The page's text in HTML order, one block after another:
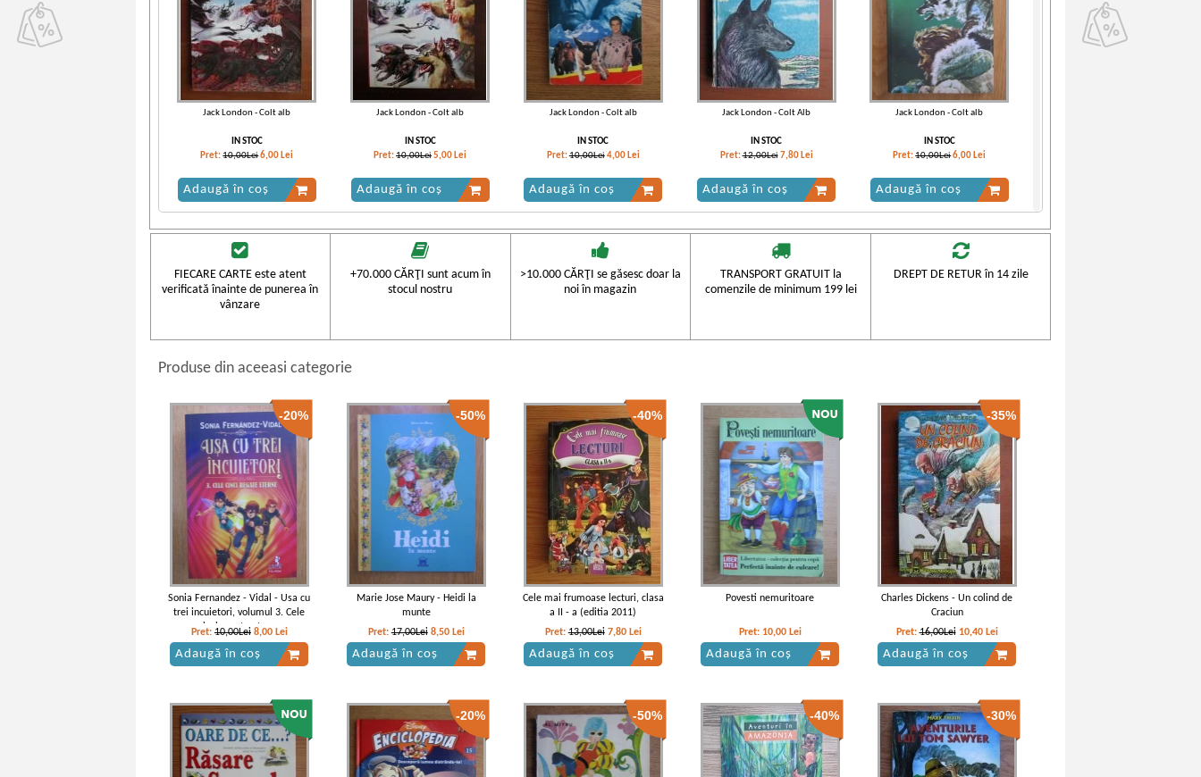
Jack London - Colt alb
IN STOC
Pret:10,00Lei6,00 Lei
Adaugă în coș
Jack London - Colt alb
IN STOC
Pret:10,00Lei5,00 Lei
Adaugă în coș
Jack London - Colt alb
IN STOC
Pret:10,00Lei 4,00 Lei
Adaugă în coș
Jack London - Colt Alb
IN STOC
Pret:12,00Lei 7,80 Lei
Adaugă în coș
Jack London - Colt alb
IN STOC
Pret:10,00Lei6,00 Lei
Adaugă în coș
-30%
Jack London - Colt alb
IN STOC
Pret:
10,00Lei 7,00Lei
Adaugă în coș
-35%
Jack London - Colt Alb
IN STOC
Pret:12,00Lei7,80Lei
Adaugă în coș
-30%
Jack London - Colt alb
IN STOC
Pret:14,00Lei9,80Lei
Adaugă în coș
-30%
Jack London - Colt Alb
IN STOC
Pret:12,00Lei8,40Lei
Adaugă în coș
-30%
Jack London - Colt Alb
IN STOC
Pret:19,00Lei13,30Lei
Adaugă în coș
-35%
Jack London - Colt alb
IN STOC
Pret:12,00Lei 7,80Lei
Jack London - Colt alb
IN STOC
Pret:13,00Lei8,45Lei
-40%
Jack London - Colt Alb
IN STOC
Pret:10,00Lei 6,00 Lei
-40%
Jack London - Colt Alb
IN STOC
Pret:12,00Lei7,20Lei
-40%
Jack London - Colt alb
IN STOC
Pret:10,00Lei6,00
FIECARE CARTE este atent
verificată înainte de punerea în
vânzare
+70.000 CĂRŢI sunt acum în
stocul nostru
>10.000 CĂRŢI se găsesc doar la
noi în magazin
TRANSPORT GRATUIT la
comenzile de minimum 199 lei
DREPT DE RETUR în 14 zile
Produse din aceeasi categorie
-20%
Sonia Fernandez - Vidal - Usa cu
trei incuietori, volumul 3. Cele
cinci regate eterne
Pret: 10,00Lei 8,00 Lei
Adaugă în coș
-50%
Marie Jose Maury - Heidi la
munte
Pret:17,00Lei 8,50 Lei
Adaugă în coș
-40%
Cele mai frumoase lecturi, clasa
a II - a (editia 2011)
Pret:13,00Lei 7,80 Lei
Adaugă în coș
Povesti nemuritoare
Pret: 10,00 Lei
Adaugă în coș
-35%
Charles Dickens - Un colind de
Craciun
Pret:16,00Lei 10,40 Lei
Adaugă în coș
-20% -50% -40% -30%